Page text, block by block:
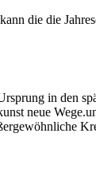
die die
in den
neue